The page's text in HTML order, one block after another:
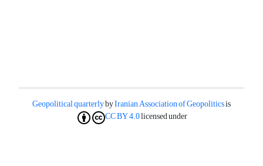
Geopolitical quarterlybyIranian Association of Geopoliticsis
licensed under
CC BY 4.0